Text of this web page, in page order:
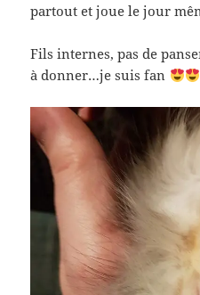
partout et joue le jour
Fils internes, pas de
à donner…je suis fan